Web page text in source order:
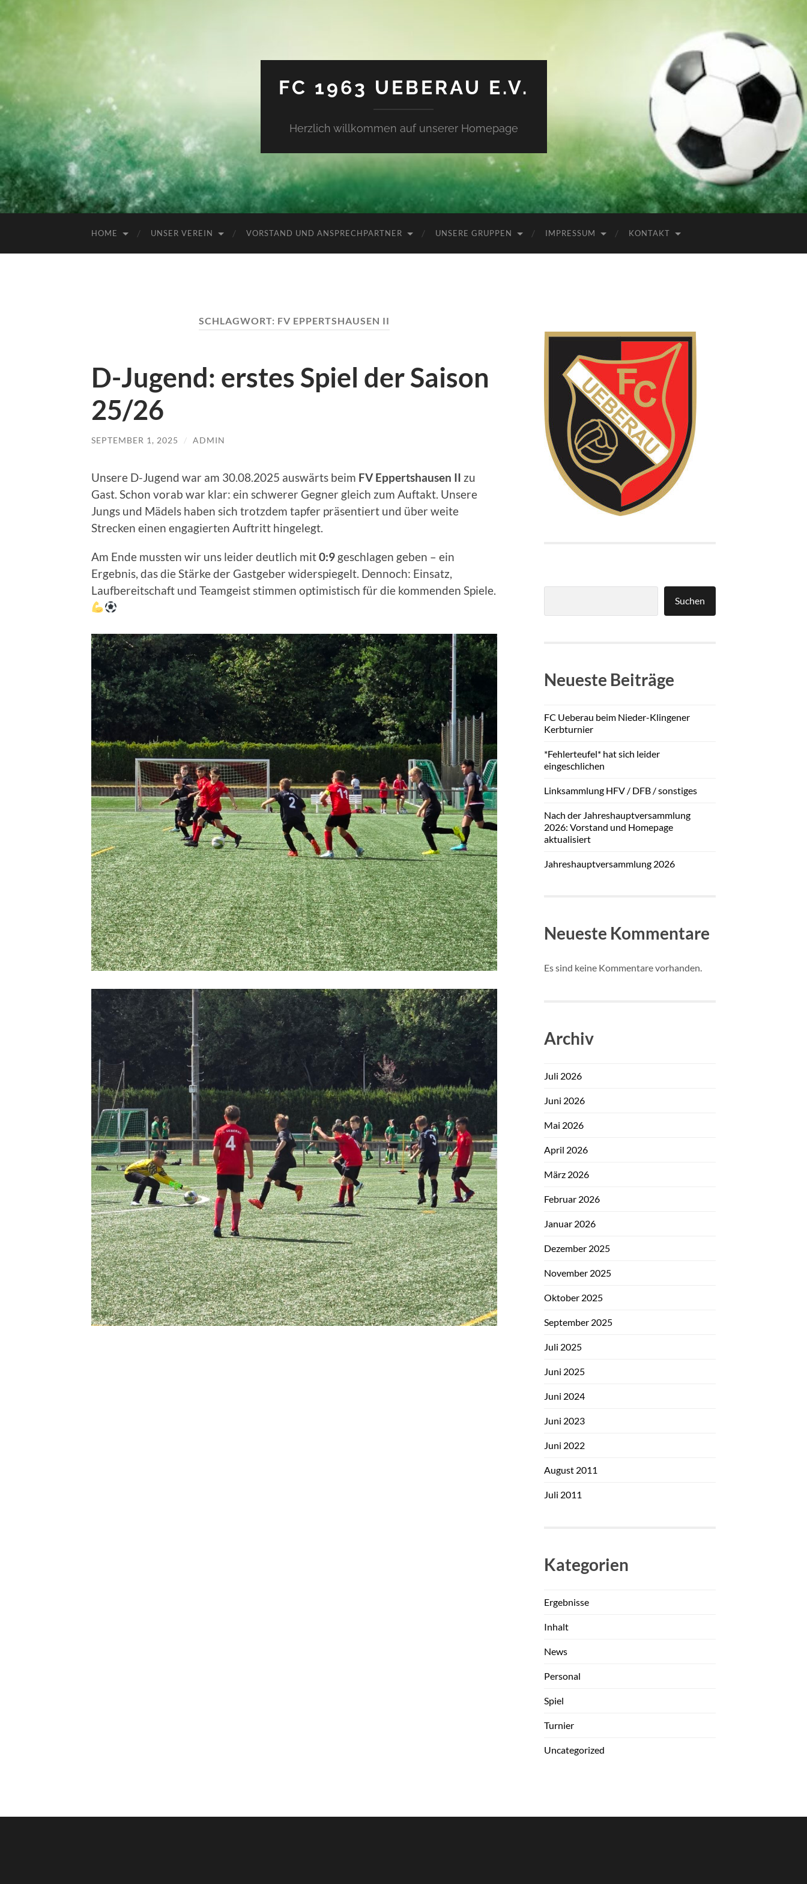
FC 1963 UEBERAU E.V.
Herzlich willkommen auf unserer Homepage
HOME UNSER VEREIN VORSTAND UND ANSPRECHPARTNER UNSERE GRUPPEN IMPRESSUM KONTAKT
SCHLAGWORT: FV EPPERTSHAUSEN II
D-Jugend: erstes Spiel der Saison
25/26
SEPTEMBER 1, 2025 / ADMIN
Unsere D-Jugend war am 30.08.2025 auswärts beim FV Eppertshausen II zu
Gast. Schon vorab war klar: ein schwerer Gegner gleich zum Auftakt. Unsere
Jungs und Mädels haben sich trotzdem tapfer präsentiert und über weite
Strecken einen engagierten Auftritt hingelegt.
Am Ende mussten wir uns leider deutlich mit0:9 geschlagen geben – ein
Ergebnis, das die Stärke der Gastgeber widerspiegelt. Dennoch: Einsatz,
Laufbereitschaft und Teamgeist stimmen optimistisch für die kommenden Spiele.
Suchen
Neueste Beiträge
FC Ueberau beim Nieder-Klingener
Kerbturnier
*Fehlerteufel* hat sich leider
eingeschlichen
Linksammlung HFV / DFB / sonstiges
Nach der Jahreshauptversammlung
2026: Vorstand und Homepage
aktualisiert
Jahreshauptversammlung 2026
Neueste Kommentare
Es sind keine Kommentare vorhanden.
Archiv
Juli 2026
Juni 2026
Mai 2026
April 2026
März 2026
Februar 2026
Januar 2026
Dezember 2025
November 2025
Oktober 2025
September 2025
Juli 2025
Juni 2025
Juni 2024
Juni 2023
Juni 2022
August 2011
Juli 2011
Kategorien
Ergebnisse
Inhalt
News
Personal
Spiel
Turnier
Uncategorized